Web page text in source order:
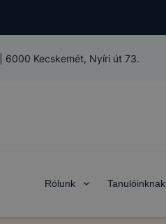
6000 Kecskemét, Nyíri út 73.
Rólunk Tanulóinknak